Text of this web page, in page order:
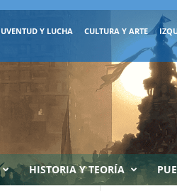
Y LUCHA CULTURA Y ARTE
HISTORIA Y TEORÍA